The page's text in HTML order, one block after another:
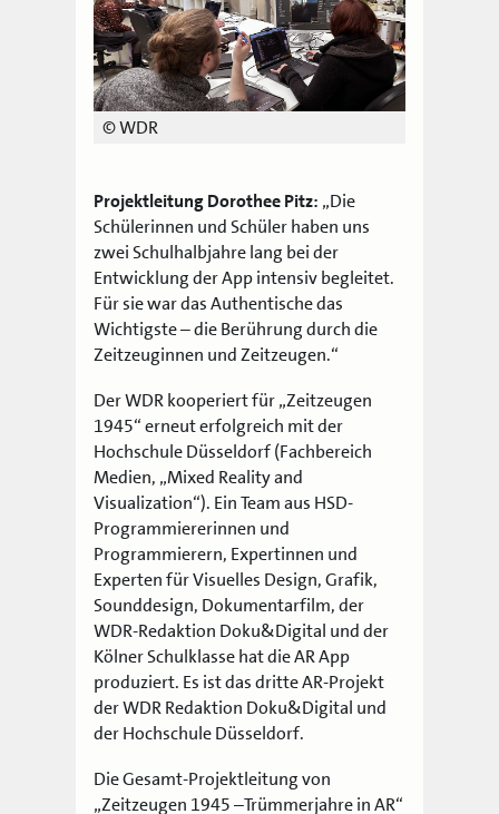
© WDR
Projektleitung Dorothee Pitz: „Die
Schülerinnen und Schüler haben uns
zwei Schulhalbjahre lang bei der
Entwicklung der App intensiv begleitet.
Für sie war das Authentische das
Wichtigste – die Berührung durch die
Zeitzeuginnen und Zeitzeugen.“
Der WDR kooperiert für „Zeitzeugen
1945“ erneut erfolgreich mit der
Hochschule Düsseldorf (Fachbereich
Medien, „Mixed Reality and
Visualization“). Ein Team aus HSD-
Programmiererinnen und
Programmierern, Expertinnen und
Experten für Visuelles Design, Grafik,
Sounddesign, Dokumentarfilm, der
WDR-Redaktion Doku&Digital und der
Kölner Schulklasse hat die AR App
produziert. Es ist das dritte AR-Projekt
der WDR Redaktion Doku&Digital und
der Hochschule Düsseldorf.
Die Gesamt-Projektleitung von
„Zeitzeugen 1945 –Trümmerjahre in AR“